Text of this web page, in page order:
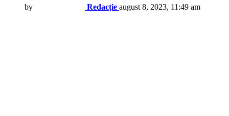
by Redacție august 8, 2023, 11:49 am